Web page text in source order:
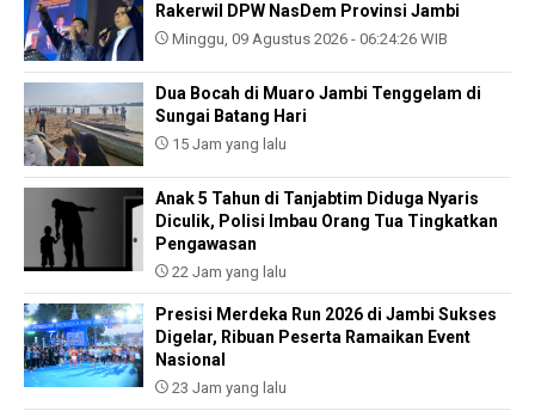
Rakerwil DPW NasDem Provinsi Jambi
Minggu, 09 Agustus 2026 - 06:24:26 WIB
Dua Bocah di Muaro Jambi Tenggelam di
Sungai Batang Hari
15 Jam yang lalu
Anak 5 Tahun di Tanjabtim Diduga Nyaris
Diculik, Polisi Imbau Orang Tua Tingkatkan
Pengawasan
22 Jam yang lalu
Presisi Merdeka Run 2026 di Jambi Sukses
Digelar, Ribuan Peserta Ramaikan Event
Nasional
23 Jam yang lalu